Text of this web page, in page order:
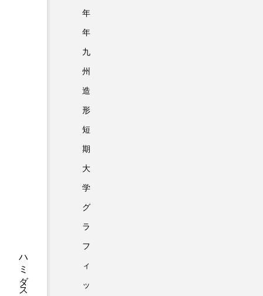
2023.12.03
イベント
年
年
九
州
造
形
短
期
大
学
グ
ラ
フ
ィ
ッ